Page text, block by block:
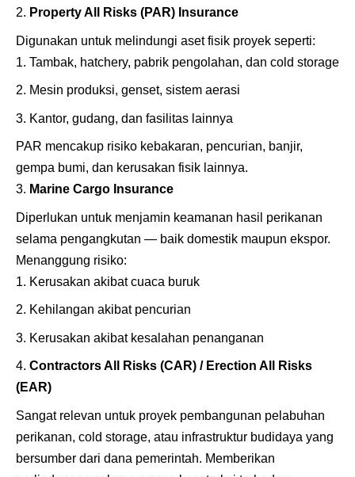
Property All Risks (PAR) Insurance
Digunakan untuk melindungi aset fisik proyek seperti:
Tambak, hatchery, pabrik pengolahan, dan cold storage
Mesin produksi, genset, sistem aerasi
Kantor, gudang, dan fasilitas lainnya
PAR mencakup risiko kebakaran, pencurian, banjir,
gempa bumi, dan kerusakan fisik lainnya.
Marine Cargo Insurance
Diperlukan untuk menjamin keamanan hasil perikanan
selama pengangkutan — baik domestik maupun ekspor.
Menanggung risiko:
Kerusakan akibat cuaca buruk
Kehilangan akibat pencurian
Kerusakan akibat kesalahan penanganan
Contractors All Risks (CAR) / Erection All Risks
(EAR)
Sangat relevan untuk proyek pembangunan pelabuhan
perikanan, cold storage, atau infrastruktur budidaya yang
bersumber dari dana pemerintah. Memberikan